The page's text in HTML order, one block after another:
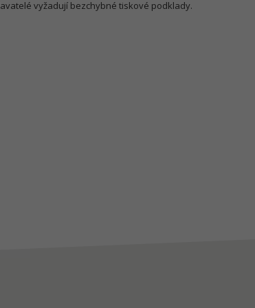
vyžadují bezchybné tiskové podklady.